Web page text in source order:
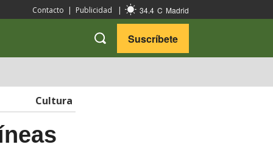
Contacto | Publicidad | 34.4 C Madrid
Suscríbete
Cultura